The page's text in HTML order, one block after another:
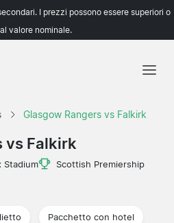
I prezzi possono essere superiori o
valore nominale.
Glasgow Rangers vs Falkirk
vs Falkirk
Stadium
Scottish Premiership
Pacchetto con hotel